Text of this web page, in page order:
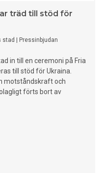
Victor Wallin
uppfördes 1968 och
träd till stöd för
stad Pressinbjudan
in till en ceremoni på Fria
till stöd för Ukraina.
motståndskraft och
förts bort av